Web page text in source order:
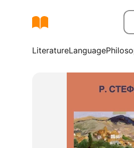
LiteratureLanguage